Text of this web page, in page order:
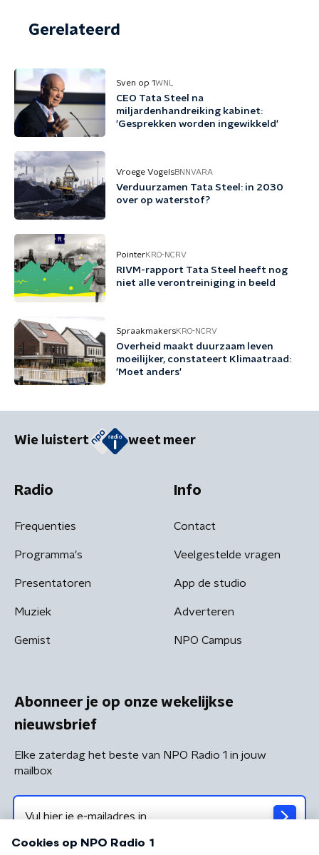
Gerelateerd
Sven op 1WNL
CEO Tata Steel na
miljardenhandreiking kabinet:
'Gesprekken worden ingewikkeld'
Vroege VogelsBNNVARA
Verduurzamen Tata Steel: in 2030
over op waterstof?
PointerKRO-NCRV
RIVM-rapport Tata Steel heeft nog
niet alle verontreiniging in beeld
SpraakmakersKRO-NCRV
Overheid maakt duurzaam leven
moeilijker, constateert Klimaatraad:
'Moet anders'
Wie luistert weet meer
Radio
Frequenties
Programma's
Presentatoren
Muziek
Gemist
Info
Contact
Veelgestelde vragen
App de studio
Adverteren
NPO Campus
Abonneer je op onze wekelijkse
nieuwsbrief
Elke zaterdag het beste van NPO Radio 1 in jouw
mailbox